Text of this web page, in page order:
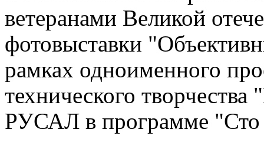
ветеранами Великой
фотовыставки
рамках одноименного
технического
РУСАЛ в программе "Сто